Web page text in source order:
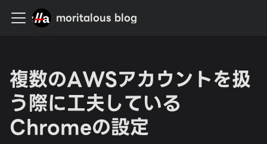
moritalous blog
複数のAWSアカウントを扱
う際に工夫している
Chromeの設定